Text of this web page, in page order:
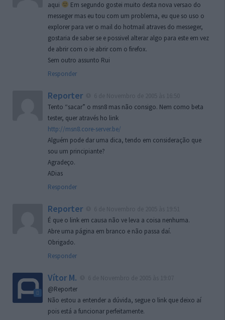
aqui
Em segundo gostei muito desta nova versao do
messeger mas eu tou com um problema, eu que so uso o
explorer para ver o mail do hotmail atraves do messeger,
gostaria de saber se e possivel alterar algo para este em vez
de abrir com o ie abrir com o firefox.
Sem outro assunto Rui
Responder
Reporter
Tento “sacar” o msn8 mas não consigo. Nem como beta
tester, quer através ho link
http://msn8.core-server.be/
Alguém pode dar uma dica, tendo em consideração que
sou um principiante?
Agradeço.
ADias
Responder
Reporter
É que o link em causa não ve leva a coisa nenhuma.
Abre uma página em branco e não passa daí.
Obrigado.
Responder
Vítor M.
@Reporter
Não estou a entender a dúvida, segue o link que deixo aí
pois está a funcionar perfeitamente.